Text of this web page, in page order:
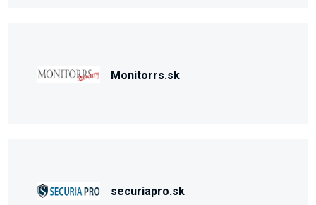
Monitorrs.sk
securiapro.sk